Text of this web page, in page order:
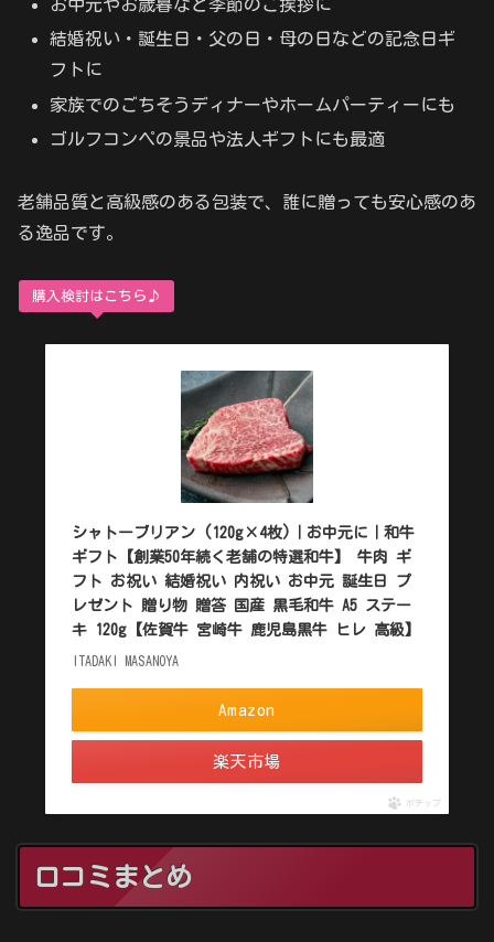
お中元やお歳暮など季節のご挨拶に
結婚祝い・誕生日・父の日・母の日などの記念日ギ
フトに
家族でのごちそうディナーやホームパーティーにも
ゴルフコンペの景品や法人ギフトにも最適
老舗品質と高級感のある包装で、誰に贈っても安心感のあ
る逸品です。
購入検討はこちら♪
シャトーブリアン (120g×4枚)｜お中元に｜和牛
ギフト【創業50年続く老舗の特選和牛】 牛肉 ギ
フト お祝い 結婚祝い 内祝い お中元 誕生日 プ
レゼント 贈り物 贈答 国産 黒毛和牛 A5 ステー
キ 120g【佐賀牛 宮崎牛 鹿児島黒牛 ヒレ 高級】
ITADAKI MASANOYA
Amazon
楽天市場
ポチップ
口コミまとめ